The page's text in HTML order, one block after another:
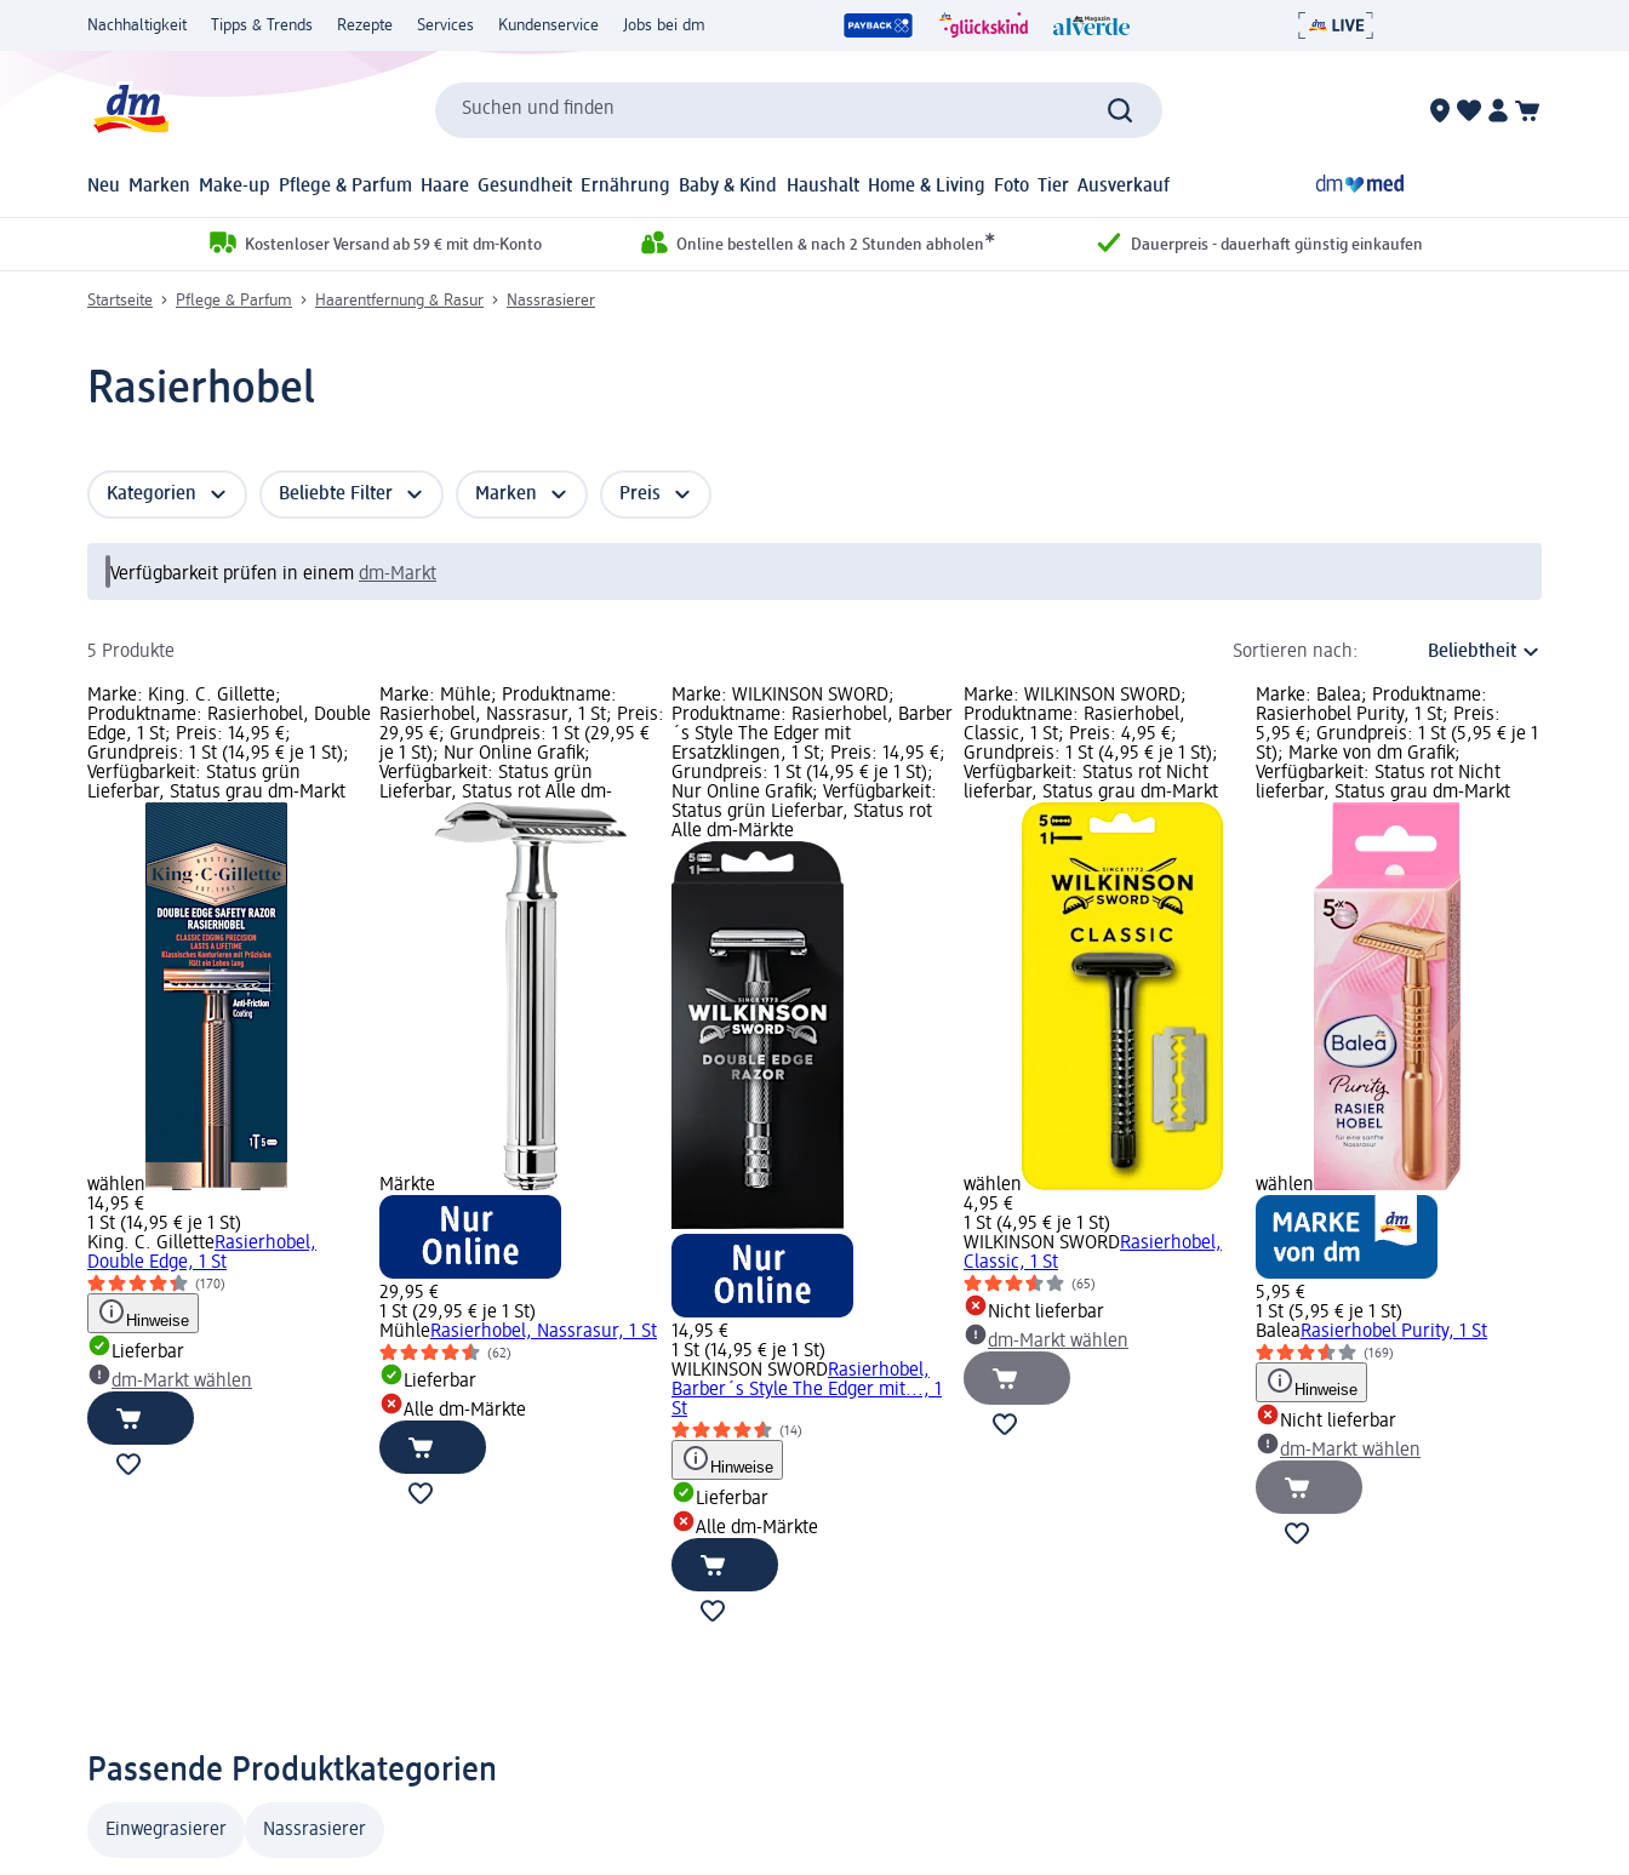
Nachhaltigkeit Tipps & Trends Rezepte Services Kundenservice Jobs bei dm
Suchen und finden
Neu Marken Make-up Pflege & Parfum Haare Gesundheit Ernährung Baby & Kind Haushalt Home & Living Foto Tier Ausverkauf
Kostenloser Versand ab 59 € mit dm-Konto Online bestellen & nach 2 Stunden abholen* Dauerpreis - dauerhaft günstig einkaufen
Startseite Pflege & Parfum Haarentfernung & Rasur Nassrasierer
Rasierhobel
Kategorien Beliebte Filter Marken Preis
Verfügbarkeit prüfen in einem dm-Markt
5 Produkte Sortieren nach:
Marke: King. C. Gillette;
Produktname: Rasierhobel, Double
Edge, 1 St; Preis: 14,95 €;
Grundpreis: 1 St (14,95 € je 1 St);
Verfügbarkeit: Status grün
Lieferbar, Status grau dm-Markt
wählen
14,95 €
1 St (14,95 € je 1 St)
King. C. GilletteRasierhobel,
Double Edge, 1 St
(170)
Hinweise
Lieferbar
dm-Markt wählen
Marke: Mühle; Produktname:
Rasierhobel, Nassrasur, 1 St; Preis:
29,95 €; Grundpreis: 1 St (29,95 €
je 1 St); Nur Online Grafik;
Verfügbarkeit: Status grün
Lieferbar, Status rot Alle dm-
Märkte
29,95 €
1 St (29,95 € je 1 St)
MühleRasierhobel, Nassrasur, 1 St
(62)
Lieferbar
Alle dm-Märkte
Marke: WILKINSON SWORD;
Produktname: Rasierhobel, Barber
´s Style The Edger mit
Ersatzklingen, 1 St; Preis: 14,95 €;
Grundpreis: 1 St (14,95 € je 1 St);
Nur Online Grafik; Verfügbarkeit:
Status grün Lieferbar, Status rot
Alle dm-Märkte
14,95 €
1 St (14,95 € je 1 St)
WILKINSON SWORDRasierhobel,
Barber´s Style The Edger mit..., 1
St
(14)
Hinweise
Lieferbar
Alle dm-Märkte
Marke: WILKINSON SWORD;
Produktname: Rasierhobel,
Classic, 1 St; Preis: 4,95 €;
Grundpreis: 1 St (4,95 € je 1 St);
Verfügbarkeit: Status rot Nicht
lieferbar, Status grau dm-Markt
wählen
4,95 €
1 St (4,95 € je 1 St)
WILKINSON SWORDRasierhobel,
Classic, 1 St
(65)
Nicht lieferbar
dm-Markt wählen
Marke: Balea; Produktname:
Rasierhobel Purity, 1 St; Preis:
5,95 €; Grundpreis: 1 St (5,95 € je 1
St); Marke von dm Grafik;
Verfügbarkeit: Status rot Nicht
lieferbar, Status grau dm-Markt
wählen
5,95 €
1 St (5,95 € je 1 St)
BaleaRasierhobel Purity, 1 St
(169)
Hinweise
Nicht lieferbar
dm-Markt wählen
Passende Produktkategorien
Einwegrasierer Nassrasierer